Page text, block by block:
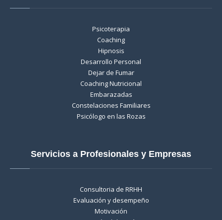
Psicoterapia
Coaching
Hipnosis
Desarrollo Personal
Dejar de Fumar
Coaching Nutricional
Embarazadas
Constelaciones Familiares
Psicólogo en las Rozas
Servicios a Profesionales y Empresas
Consultoria de RRHH
Evaluación y desempeño
Motivación